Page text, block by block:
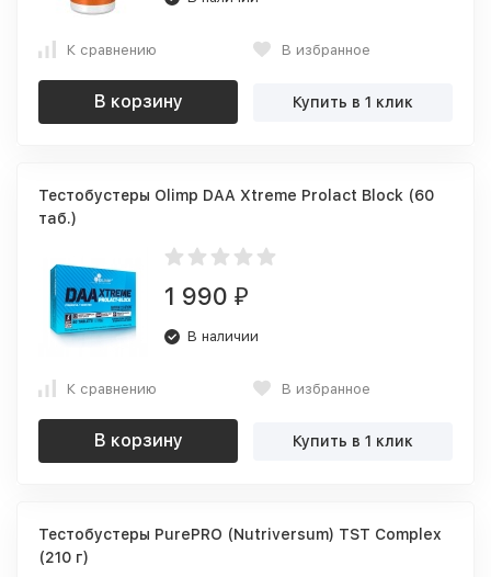
К сравнению В избранное
В корзину Купить в 1 клик
Тестобустеры Olimp DAA Xtreme Prolact Block (60
таб.)
1 990 ₽
В наличии
К сравнению В избранное
В корзину Купить в 1 клик
Тестобустеры PurePRO (Nutriversum) TST Complex
(210 г)